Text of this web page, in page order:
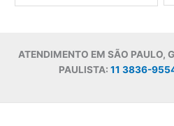
ATENDIMENTO EM SÃO PAULO,
PAULISTA: 11 3836-